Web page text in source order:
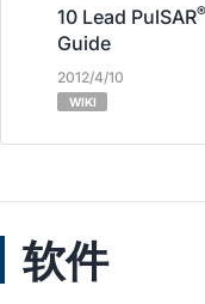
10 Lead PulSAR®
Guide
2012/4/10
WIKI
软件